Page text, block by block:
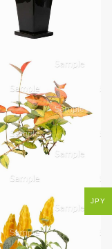
無料ダウンロード
JPY